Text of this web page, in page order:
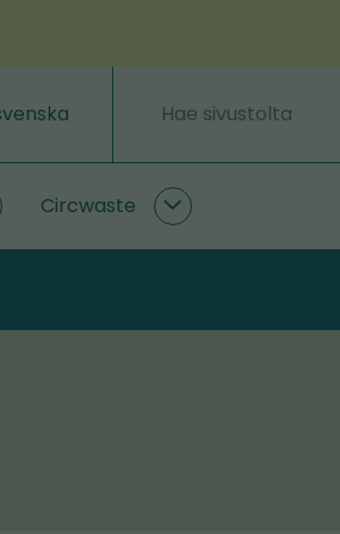
Hakusanat
Circwaste
Circwaste
alasivut